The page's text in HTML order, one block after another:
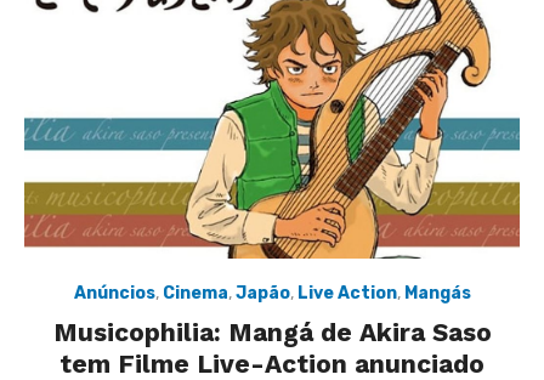
Anúncios, Cinema,Japão, Live Action, Mangás
Musicophilia: Mangá de Akira Saso
tem Filme Live-Action anunciado